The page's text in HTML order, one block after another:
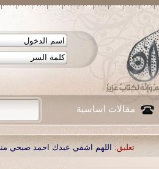
مقالات اساسية
اللهم اشفي عبدك احمد صبحي منصور|تعليق: